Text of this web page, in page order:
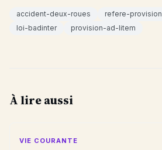
accident-deux-roues refere-provision
loi-badinter
provision-ad-litem
À lire aussi
VIE COURANTE